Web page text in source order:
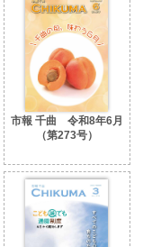
市報 千曲 令和8年6月
（第273号）